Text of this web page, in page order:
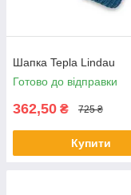
Шапка Tepla Lindau
Готово до відправки
362,50 ₴ 725 ₴
Купити